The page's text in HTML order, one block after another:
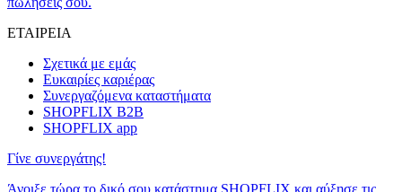
ΕΤΑΙΡΕΙΑ
Σχετικά με εμάς
Ευκαιρίες καριέρας
Συνεργαζόμενα καταστήματα
SHOPFLIX B2B
SHOPFLIX app
Γίνε συνεργάτης!
Άνοιξε τώρα το δικό σου κατάστημα SHOPFLIX και αύξησε τις